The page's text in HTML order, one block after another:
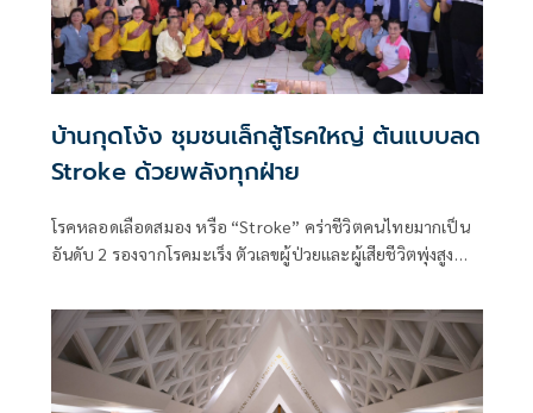
บ้านกุดโง้ง ชุมชนเล็กสู้โรคใหญ่ ต้นแบบลด
Stroke ด้วยพลังทุกฝ่าย
โรคหลอดเลือดสมอง หรือ “Stroke” คร่าชีวิตคนไทยมากเป็น
อันดับ 2 รองจากโรคมะเร็ง ตัวเลขผู้ป่วยและผู้เสียชีวิตพุ่งสูง